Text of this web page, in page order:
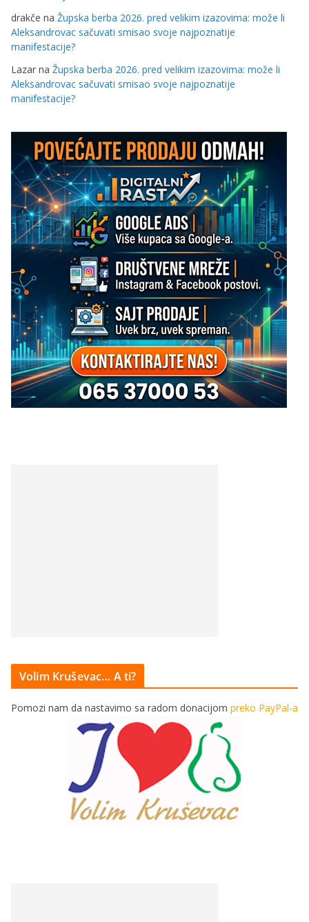
drakče na Župska berba 2026. pred velikim izazovima: može li
Aleksandrovac sačuvati smisao svoje najpoznatije
manifestacije?
Lazar na Župska berba 2026. pred velikim izazovima: može li
Aleksandrovac sačuvati smisao svoje najpoznatije
manifestacije?
Volim Kruševac… A ti?
Pomozi nam da nastavimo sa radom donacijom preko PayPal-a